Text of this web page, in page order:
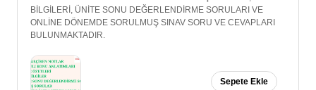
BİLGİLERİ, ÜNİTE SONU DEĞERLENDİRME SORULARI VE
ONLİNE DÖNEMDE SORULMUŞ SINAV SORU VE CEVAPLARI
BULUNMAKTADIR.
Sepete Ekle